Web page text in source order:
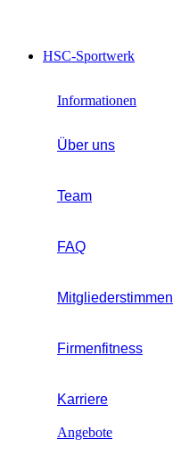
HSC-Sportwerk
Informationen
Über uns
Team
FAQ
Mitgliederstimmen
Firmenfitness
Karriere
Angebote